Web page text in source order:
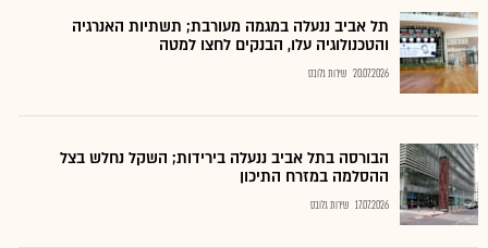
תל אביב ננעלה במגמה מעורבת; תשתיות האנרגיה
והטכנולוגיה עלו, הבנקים לחצו למטה
20.07.2026 שירות גלובס
הבורסה בתל אביב ננעלה בירידות; השקל נחלש בצל
ההסלמה במזרח התיכון
17.07.2026 שירות גלובס